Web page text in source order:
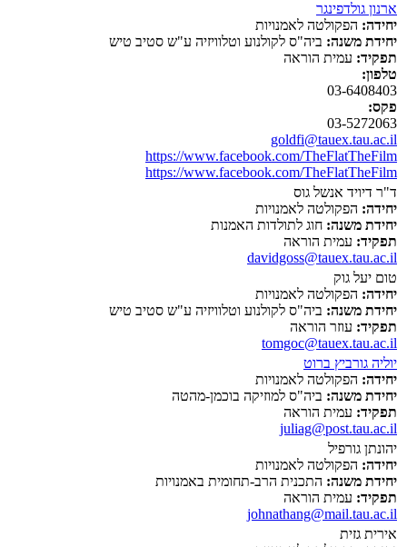
ארנון גולדפינגר
יחידה: הפקולטה לאמנויות
יחידת משנה: ביה"ס לקולנוע וטלוויזיה ע"ש סטיב טיש
תפקיד: עמית הוראה
טלפון:
03-6408403
פקס:
03-5272063
goldfi@tauex.tau.ac.il
https://www.facebook.com/TheFlatTheFilm
https://www.facebook.com/TheFlatTheFilm
ד"ר דיויד אנשל גוס
יחידה: הפקולטה לאמנויות
יחידת משנה: חוג לתולדות האמנות
תפקיד: עמית הוראה
davidgoss@tauex.tau.ac.il
טום יעל גוק
יחידה: הפקולטה לאמנויות
יחידת משנה: ביה"ס לקולנוע וטלוויזיה ע"ש סטיב טיש
תפקיד: עוזר הוראה
tomgoc@tauex.tau.ac.il
יוליה גורביץ ברוט
יחידה: הפקולטה לאמנויות
יחידת משנה: ביה"ס למוזיקה בוכמן-מהטה
תפקיד: עמית הוראה
juliag@post.tau.ac.il
יהונתן גורפיל
יחידה: הפקולטה לאמנויות
יחידת משנה: התכנית הרב-תחומית באמנויות
תפקיד: עמית הוראה
johnathang@mail.tau.ac.il
אירית גזית